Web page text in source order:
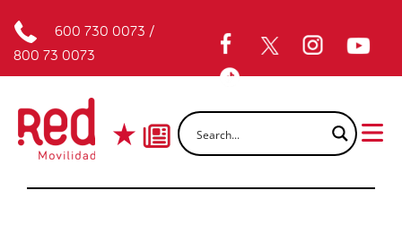
600 730 0073 /
800 73 0073